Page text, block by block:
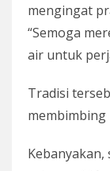
mengingat
“Semoga
air untuk
Tradisi
Kebanyakan,